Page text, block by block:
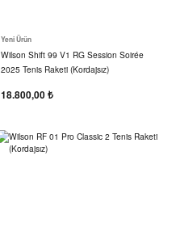
Yeni Ürün
Wilson Shift 99 V1 RG Session Soirée
2025 Tenis Raketi (Kordajsız)
18.800,00 ₺